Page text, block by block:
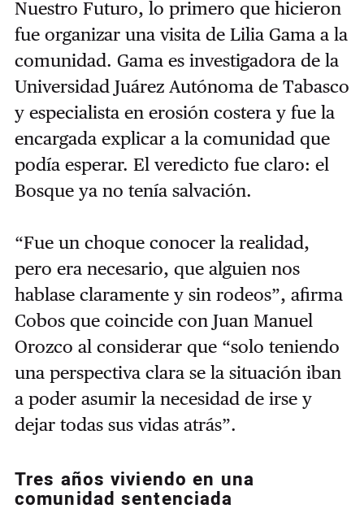
Nuestro Futuro, lo primero que hicieron
fue organizar una visita de Lilia Gama a la
comunidad. Gama es investigadora de la
Universidad Juárez Autónoma de Tabasco
y especialista en erosión costera y fue la
encargada explicar a la comunidad que
podía esperar. El veredicto fue claro: el
Bosque ya no tenía salvación.
“Fue un choque conocer la realidad,
pero era necesario, que alguien nos
hablase claramente y sin rodeos”, afirma
Cobos que coincide con Juan Manuel
Orozco al considerar que “solo teniendo
una perspectiva clara se la situación iban
a poder asumir la necesidad de irse y
dejar todas sus vidas atrás”.
Tres años viviendo en una
comunidad sentenciada